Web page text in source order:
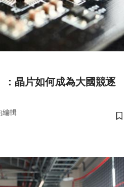
：晶片如何成為大國競逐
編輯
儲